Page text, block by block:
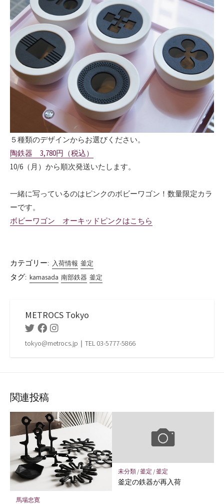
５種類のデザインからお選びください。
陶鉄器 3,780円（税込）
10/6（月）から順次発送いたします。
一緒に写っているのはピンクのボビーワゴン！数量限定カラ
ーです。
ボビーワゴン オーキッドピンクはこちら
カテゴリー: 入荷情報 釜定
タグ: kamasada 南部鉄器 釜定
METROCS Tokyo
TwitterFacebookInstagram
tokyo@metrocs.jp｜TEL 03-5777-5866
関連投稿
馬場忠寛
未分類/釜定 /釜定
釜定の鉄器が再入荷